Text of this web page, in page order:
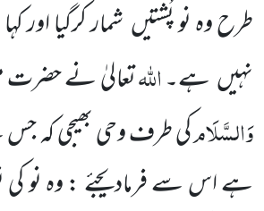
طرح وہ نو پُشتیںشمار کرگیا اور
نہیںہے۔اللہتعالیٰ نے حضرت
وَالسَّلَامکی طرف وحی بھیجیکہ جس
ہے اس سے فرمادیجئے : وہ نوکی